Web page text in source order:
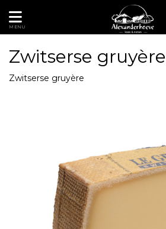
MENU
Zwitserse gruyère
Zwitserse gruyère